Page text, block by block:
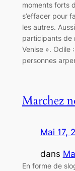
moments forts
s’effacer pour
les autres.
participants de
Venise ». Odile
personnes
Marchez
Mai 17,
dans
En forme de